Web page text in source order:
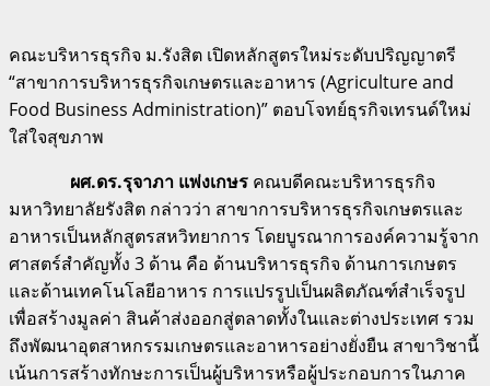
คณะบริหารธุรกิจ ม.รังสิต เปิดหลักสูตรใหม่ระดับปริญญาตรี
“สาขาการบริหารธุรกิจเกษตรและอาหาร (Agriculture and
Food Business Administration)” ตอบโจทย์ธุรกิจเทรนด์ใหม่
ใส่ใจสุขภาพ
ผศ.ดร.รุจาภา แพ่งเกษร คณบดีคณะบริหารธุรกิจ
มหาวิทยาลัยรังสิต กล่าวว่า สาขาการบริหารธุรกิจเกษตรและ
อาหารเป็นหลักสูตรสหวิทยาการ โดยบูรณาการองค์ความรู้จาก
ศาสตร์สำคัญทั้ง 3 ด้าน คือ ด้านบริหารธุรกิจ ด้านการเกษตร
และด้านเทคโนโลยีอาหาร การแปรรูปเป็นผลิตภัณฑ์สำเร็จรูป
เพื่อสร้างมูลค่า สินค้าส่งออกสู่ตลาดทั้งในและต่างประเทศ รวม
ถึงพัฒนาอุตสาหกรรมเกษตรและอาหารอย่างยั่งยืน สาขาวิชานี้
เน้นการสร้างทักษะการเป็นผู้บริหารหรือผู้ประกอบการในภาค